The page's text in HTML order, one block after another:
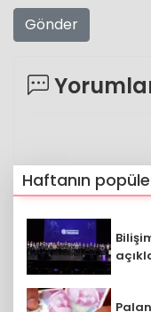
Gönder
Haftanın